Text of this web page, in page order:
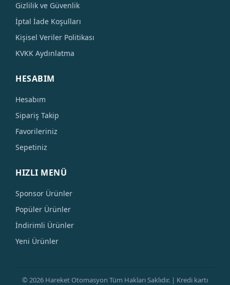
Gizlilik ve Güvenlik
İptal İade Koşulları
Kişisel Veriler Politikası
KVKK Aydınlatma
HESABIM
Hesabım
Sipariş Takip
Favorileriniz
Sepetiniz
HIZLI MENÜ
Sponsor Ürünler
Popüler Ürünler
İndirimli Ürünler
Yeni Ürünler
© 2026 Hareket Otomasyon Tüm Hakları Saklıdır. | Kredi kartı